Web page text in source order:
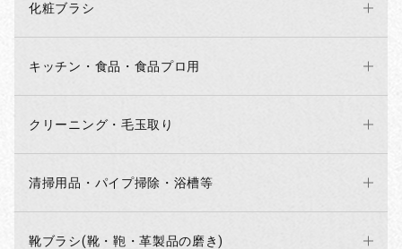
化粧ブラシ
キッチン・食品・食品プロ用
クリーニング・毛玉取り
清掃用品・パイプ掃除・浴槽等
靴ブラシ(靴・鞄・革製品の磨き)